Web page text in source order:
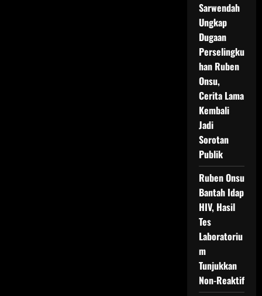
Sarwendah
Ungkap
Dugaan
Perselingku
han Ruben
Onsu,
Cerita Lama
Kembali
Jadi
Sorotan
Publik
Ruben Onsu
Bantah Idap
HIV, Hasil
Tes
Laboratoriu
m
Tunjukkan
Non-Reaktif